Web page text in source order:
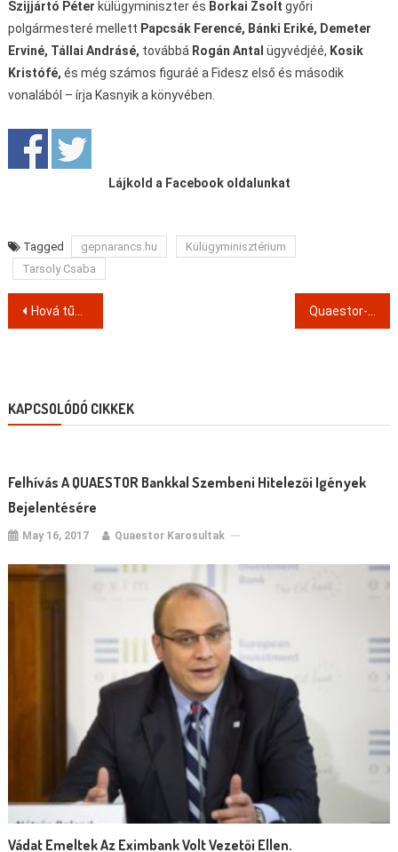
Szijjártó Péter külügyminiszter és Borkai Zsolt győri
polgármesteré mellett Papcsák Ferencé, Bánki Eriké, Demeter
Erviné, Tállai Andrásé, továbbá Rogán Antal ügyvédjéé, Kosik
Kristófé, és még számos figuráé a Fidesz első és második
vonalából – írja Kasnyik a könyvében.
Lájkold a Facebook oldalunkat
Tagged gepnarancs.hu
Külügyminisztérium
Tarsoly Csaba
Post
Hová tűnt 250 milliárd forint? – A Quaestor-könyv bemutatója Quaestor-ügy: A legnagyobb magyar pénzügyi csalás története
KAPCSOLÓDÓ CIKKEK
Felhívás A QUAESTOR Bankkal Szembeni Hitelezői Igények
Bejelentésére
May 16, 2017 Quaestor Karosultak
Vádat Emeltek Az Eximbank Volt Vezetői Ellen.